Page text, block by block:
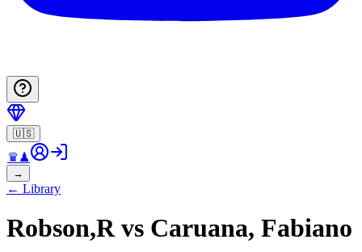
🇺🇸
♛♟
→
← Library
Robson,R vs Caruana, Fabiano